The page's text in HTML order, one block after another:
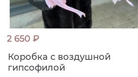
2 650 ₽
Коробка с воздушной
гипсофилой